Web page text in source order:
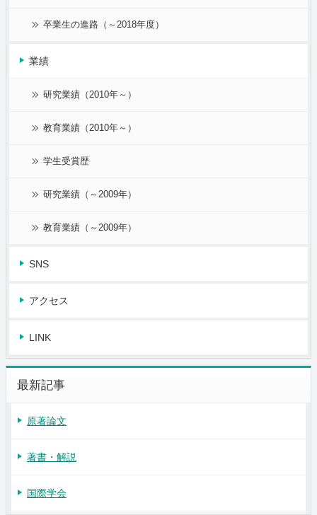
卒業生の進路（～2018年度）
業績
研究業績（2010年～）
教育業績（2010年～）
学生受賞歴
研究業績（～2009年）
教育業績（～2009年）
SNS
アクセス
LINK
最新記事
原著論文
著書・解説
国際学会